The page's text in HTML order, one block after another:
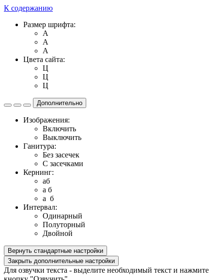
К содержанию
Размер шрифта:
A
A
A
Цвета сайта:
Ц
Ц
Ц
Дополнительно
Изображения:
Включить
Выключить
Ганитура:
Без засечек
С засечками
Кернинг:
aб
a б
a б
Интервал:
Одинарный
Полуторный
Двойной
Вернуть стандартные настройки
Закрыть дополнительные настройки
Для озвучки текста - выделите необходимый текст и нажмите